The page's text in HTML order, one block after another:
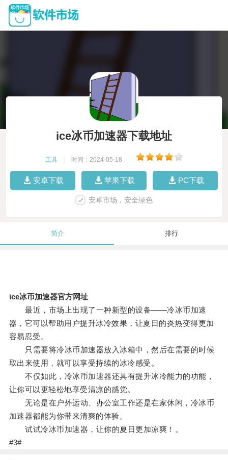
ice冰币加速器下载地址
工具 时间：2024-05-18
安卓下载 苹果下载 PC下载
安卓市场，安全绿色
简介 排行
ice冰币加速器官方网址
最近，市场上出现了一种新型的设备——冷冰币加速
器，它可以帮助用户提升冰冷效果，让夏日的炎热变得更加
容易忍受。
只需要将冷冰币加速器放入冰箱中，然后在需要的时候
取出来使用，就可以享受持续的冰冷感受。
不仅如此，冷冰币加速器还具有提升冰冷能力的功能，
让你可以更轻松地享受清凉的感觉。
无论是在户外运动、办公室工作还是在家休闲，冷冰币
加速器都能为你带来清爽的体验。
试试冷冰币加速器，让你的夏日更加凉爽！。
#3#